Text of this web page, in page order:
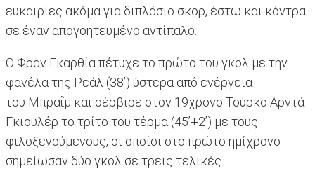
ευκαιρίες ακόμα για διπλάσιο σκορ, έστω και κόντρα
σε έναν απογοητευμένο αντίπαλο.
Ο Φραν Γκαρθία πέτυχε το πρώτο του γκολ με την
φανέλα της Ρεάλ (38’) ύστερα από ενέργεια
του Μπραΐμ και σέρβιρε στον 19χρονο Τούρκο Αρντά
Γκιουλέρ το τρίτο του τέρμα (45’+2’) με τους
φιλοξενούμενους, οι οποίοι στο πρώτο ημίχρονο
σημείωσαν δύο γκολ σε τρεις τελικές.